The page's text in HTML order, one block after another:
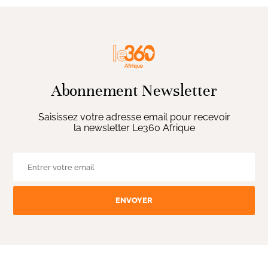
Abonnement Newsletter
Saisissez votre adresse email pour recevoir
la newsletter Le360 Afrique
ENVOYER